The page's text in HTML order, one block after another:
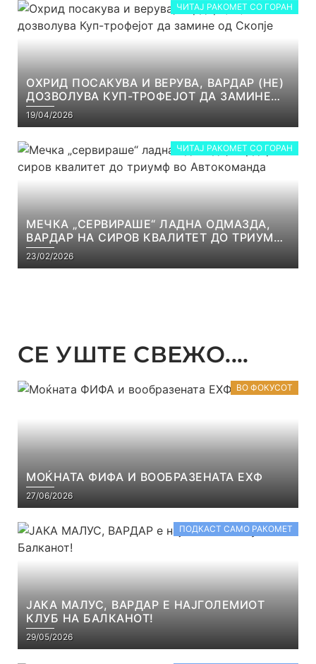
ЧИТАЈ РАКОМЕТ СО ГОРАН
ОХРИД ПОСАКУВА И ВЕРУВА, ВАРДАР (НЕ)
ДОЗВОЛУВА КУП-ТРОФЕЈОТ ДА ЗАМИНЕ
ОД СКОПЈЕ
19/04/2026
ЧИТАЈ РАКОМЕТ СО ГОРАН
МЕЧКА „СЕРВИРАШЕ“ ЛАДНА ОДМАЗДА,
ВАРДАР НА СИРОВ КВАЛИТЕТ ДО ТРИУМФ
ВО АВТОКОМАНДА
23/02/2026
СЕ УШТЕ СВЕЖО....
ВО ФОКУСОТ
МОЌНАТА ФИФА И ВООБРАЗЕНАТА ЕХФ
27/06/2026
ПОДКАСТ САМО РАКОМЕТ
ЈАКА МАЛУС, ВАРДАР Е НАЈГОЛЕМИОТ
КЛУБ НА БАЛКАНОТ!
29/05/2026